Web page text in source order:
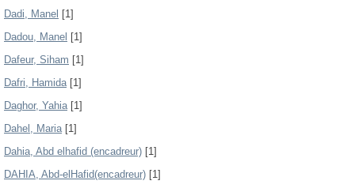
Dadi, Manel [1]
Dadou, Manel [1]
Dafeur, Siham [1]
Dafri, Hamida[1]
Daghor, Yahia[1]
Dahel, Maria[1]
Dahia, Abd elhafid (encadreur) [1]
DAHIA, Abd-elHafid(encadreur) [1]